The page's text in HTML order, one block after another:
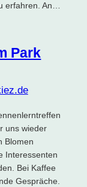
erfahren. An…
Park
uns wieder
Blomen
Interessenten
Bei Kaffee
Gespräche.